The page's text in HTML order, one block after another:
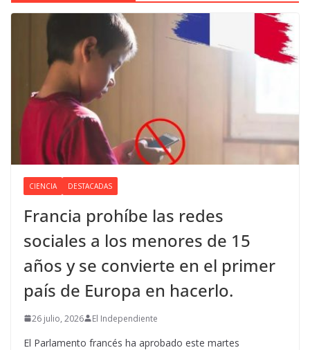
CIENCIA DESTACADAS
Francia prohíbe las redes
sociales a los menores de 15
años y se convierte en el primer
país de Europa en hacerlo.
26 julio, 2026 El Independiente
El Parlamento francés ha aprobado este martes